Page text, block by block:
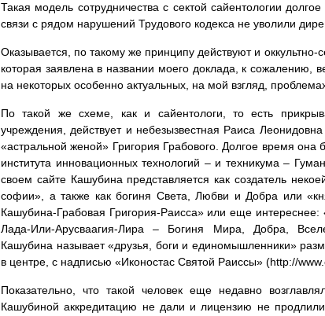
Такая модель сотрудничества с сектой сайентологии
связи с рядом нарушений Трудового кодекса не уволили
Оказывается, по такому же принципу действуют и оккультно-
которая заявлена в названии моего доклада, к сожалению,
на некоторых особенно актуальных, на мой взгляд,
По такой же схеме, как и сайентологи, то есть
учреждения, действует и небезызвестная Раиса
«астральной женой» Григория Грабового. Долгое время она
института инновационных технологий – и техникума –
своем сайте Кашубина представляется как создатель
софии», а также как богиня Света, Любви и Добра или
Кашубина-Грабовая Григория-Раисса» или еще интереснее:
Лада-Или-Арусваагия-Лира – Богиня Мира, Добра,
Кашубина называет «друзья, боги и единомышленники»
в центре, с надписью «Иконостас Святой Раиссы» (http://
Показательно, что такой человек еще недавно
Кашубиной аккредитацию не дали и лицензию не